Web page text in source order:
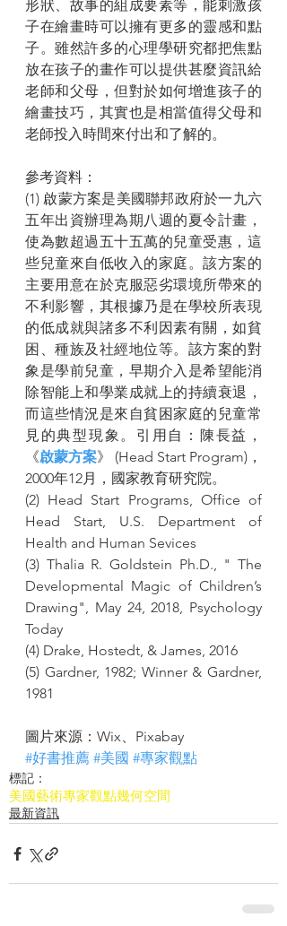
形狀、故事的組成要素等，能刺激孩
子在繪畫時可以擁有更多的靈感和點
子。雖然許多的心理學研究都把焦點
放在孩子的畫作可以提供甚麼資訊給
老師和父母，但對於如何增進孩子的
繪畫技巧，其實也是相當值得父母和
老師投入時間來付出和了解的。
參考資料：
(1) 啟蒙方案是美國聯邦政府於一九六
五年出資辦理為期八週的夏令計畫，
使為數超過五十五萬的兒童受惠，這
些兒童來自低收入的家庭。該方案的
主要用意在於克服惡劣環境所帶來的
不利影響，其根據乃是在學校所表現
的低成就與諸多不利因素有關，如貧
困、種族及社經地位等。該方案的對
象是學前兒童，早期介入是希望能消
除智能上和學業成就上的持續衰退，
而這些情況是來自貧困家庭的兒童常
見的典型現象。引用自：陳長益，
《啟蒙方案》 (Head Start Program)，
2000年12月，國家教育研究院。
(2) Head Start Programs, Office of
Head Start, U.S. Department of
Health and Human Sevices
(3) Thalia R. Goldstein Ph.D., " The
Developmental Magic of Children’s
Drawing", May 24, 2018, Psychology
Today
(4) Drake, Hostedt, & James, 2016
(5) Gardner, 1982; Winner & Gardner,
1981
圖片來源：Wix、Pixabay
#好書推薦 #美國 #專家觀點
標記：
美國藝術專家觀點幾何空間
最新資訊